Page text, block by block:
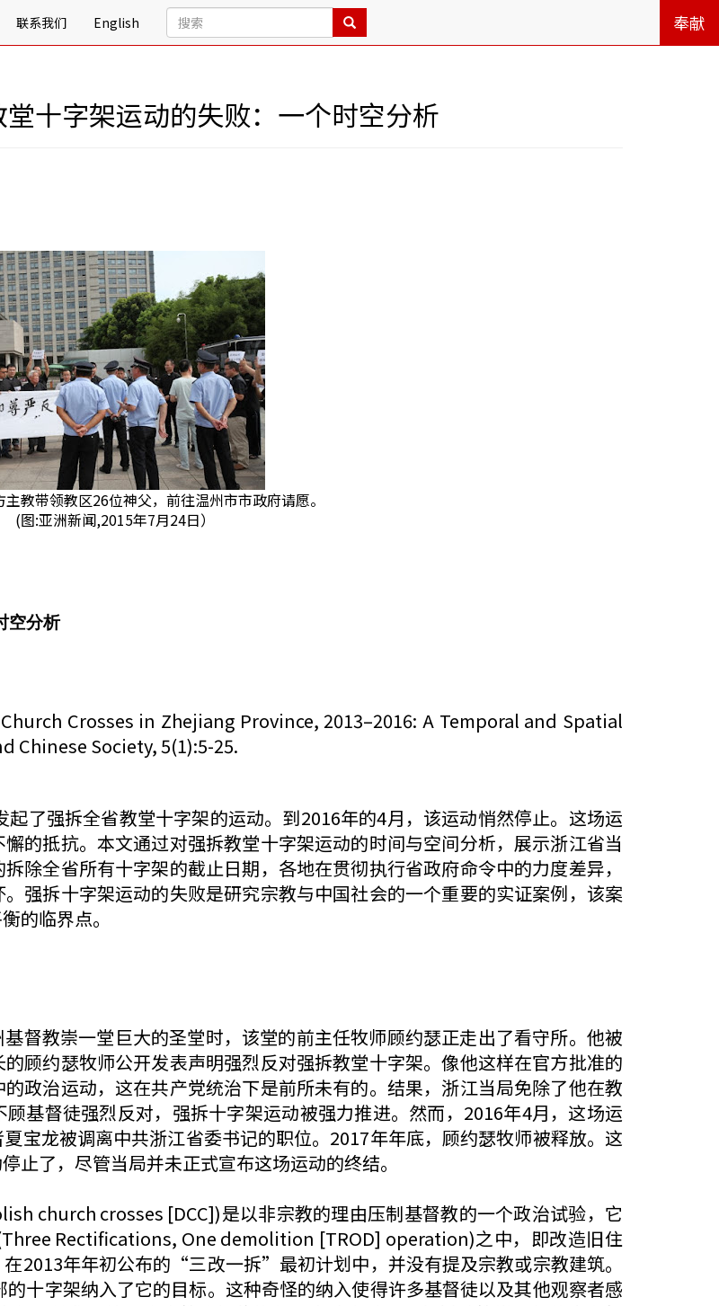
联系我们 English 奉献
十字架运动的失败：一个时空分析
教带领教区26位神父，前往温州市市政府请愿。
(图:亚洲新闻,2015年7月24日）
空分析
Crosses in Zhejiang Province, 2013–2016: A Temporal and Spatial
Chinese Society, 5(1):5-25.
了强拆全省教堂十字架的运动。到2016年的4月，该运动悄然停止。这场运
的抵抗。本文通过对强拆教堂十字架运动的时间与空间分析，展示浙江省当
除全省所有十字架的截止日期，各地在贯彻执行省政府命令中的力度差异，
强拆十字架运动的失败是研究宗教与中国社会的一个重要的实证案例，该案
的临界点。
教崇一堂巨大的圣堂时，该堂的前主任牧师顾约瑟正走出了看守所。他被
顾约瑟牧师公开发表声明强烈反对强拆教堂十字架。像他这样在官方批准的
政治运动，这在共产党统治下是前所未有的。结果，浙江当局免除了他在教
基督徒强烈反对，强拆十字架运动被强力推进。然而，2016年4月，这场运
宝龙被调离中共浙江省委书记的职位。2017年年底，顾约瑟牧师被释放。这
止了，尽管当局并未正式宣布这场运动的终结。
church crosses [DCC])是以非宗教的理由压制基督教的一个政治试验，它
Rectifications, One demolition [TROD] operation)之中，即改造旧住
2013年年初公布的“三改一拆”最初计划中，并没有提及宗教或宗教建筑。
十字架纳入了它的目标。这种奇怪的纳入使得许多基督徒以及其他观察者感